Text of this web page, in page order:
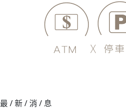
最 / 新 / 消 / 息